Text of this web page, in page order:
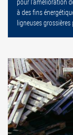
pour l’amélioration
à des fins
ligneuses